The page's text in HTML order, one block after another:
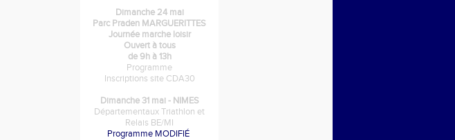
Dimanche 24 mai
Parc Praden MARGUERITTES
Journée marche loisir
Ouvert à tous
de 9h à 13h
Programme
Inscriptions site CDA30
Dimanche 31 mai - NIMES
Départementaux Triathlon et
Relais BE/MI
Programme MODIFIÉ